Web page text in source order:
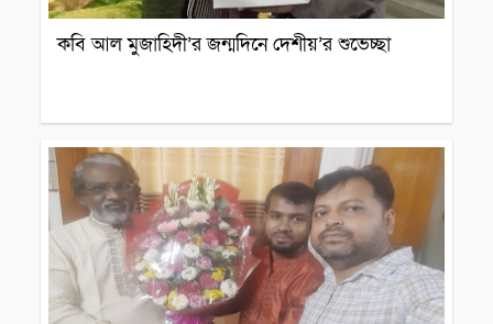
কবি আল মুজাহিদী’র জন্মদিনে দেশীয়’র শুভেচ্ছা
ব্যক্তিত্ব